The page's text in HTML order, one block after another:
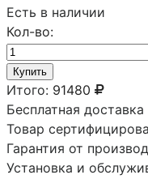
Есть в наличии
Кол-во:
Купить
Итого: 91480
Бесплатная доставка
Товар
Гарантия от
Установка и